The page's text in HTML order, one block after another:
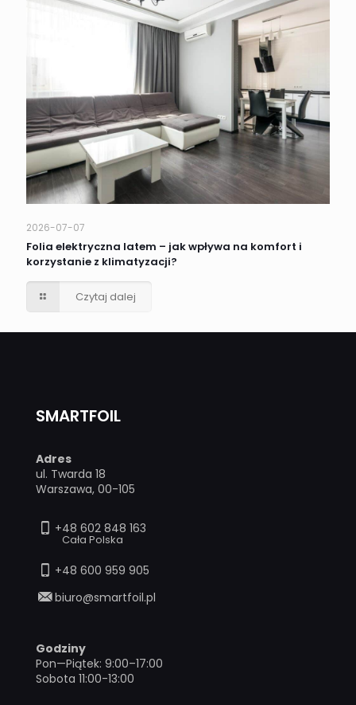
2026-07-07
Folia elektryczna latem – jak wpływa na komfort i
korzystanie z klimatyzacji?
Czytaj dalej
SMARTFOIL
Adres
ul. Twarda 18
Warszawa, 00-105
+48 602 848 163
Cała Polska
+48 600 959 905
biuro@smartfoil.pl
Godziny
Pon—Piątek: 9:00–17:00
Sobota 11:00-13:00